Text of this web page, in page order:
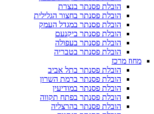
הובלת פסנתר בנצרת
הובלת פסנתר בחצור הגלילית
הובלת פסנתר במגדל העמק
הובלת פסנתר ביקנעם
הובלת פסנתר בעפולה
הובלת פסנתר בטבריה
מחוז מרכז
הובלת פסנתר בתל אביב
הובלת פסנתר ברמת השרון
הובלת פסנתר במודיעין
הובלת פסנתר בפתח תקווה
הובלת פסנתר בהרצליה